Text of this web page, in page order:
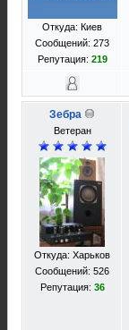
Откуда: Киев
Сообщений: 273
Репутация: 219
Зебра
Ветеран
Откуда: Харьков
Сообщений: 526
Репутация: 36